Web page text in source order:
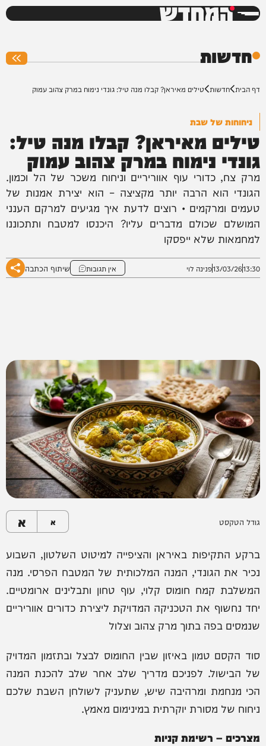
המחדש
חדשות
דף הבית חדשות טילים מאיראן? קבלו מנה טיל: גונדי נימוח במרק צהוב עמוק
ניחוחות של שבת
טילים מאיראן? קבלו מנה טיל:
גונדי נימוח במרק צהוב עמוק
מרק צח, כדורי עוף אווריריים וניחוח משכר של הל וכמון.
הגונדי הוא הרבה יותר מקציצה – הוא יצירת אמנות של
טעמים ומרקמים • רוצים לדעת איך מגיעים למרקם הענני
המושלם שכולם מדברים עליו? היכנסו למטבח ותתכוננו
למחמאות שלא ייפסקו
13:30
13/03/26פנינה לוי אין תגובות שיתוף הכתבה
גודל הטקסט א א
ברקע התקיפות באיראן והציפייה למיטוט השלטון, השבוע
נכיר את הגונדי, המנה המלכותית של המטבח הפרסי. מנה
המשלבת קמח חומוס קלוי, עוף טחון ותבלינים ארומטיים.
יחד נחשוף את הטכניקה המדויקת ליצירת כדורים אווריריים
שנמסים בפה בתוך מרק צהוב וצלול
סוד הקסם טמון באיזון שבין החומוס לבצל ובתזמון המדויק
של הבישול. לפניכם מדריך שלב אחר שלב להכנת המנה
הכי מנחמת ומרהיבה שיש, שתעניק לשולחן השבת שלכם
ניחוח של מסורת יוקרתית במינימום מאמץ.
מצרכים – רשימת קניות